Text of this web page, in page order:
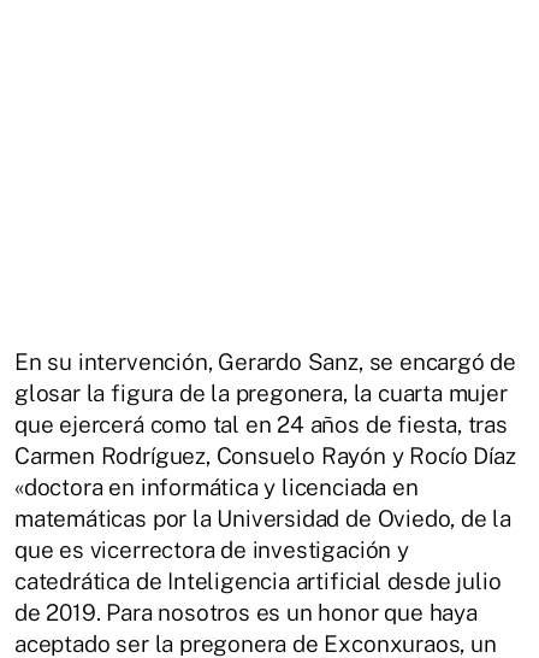
En su intervención, Gerardo Sanz, se encargó de
glosar la figura de la pregonera, la cuarta mujer
que ejercerá como tal en 24 años de fiesta, tras
Carmen Rodríguez, Consuelo Rayón y Rocío Díaz
«doctora en informática y licenciada en
matemáticas por la Universidad de Oviedo, de la
que es vicerrectora de investigación y
catedrática de Inteligencia artificial desde julio
de 2019. Para nosotros es un honor que haya
aceptado ser la pregonera de Exconxuraos, un